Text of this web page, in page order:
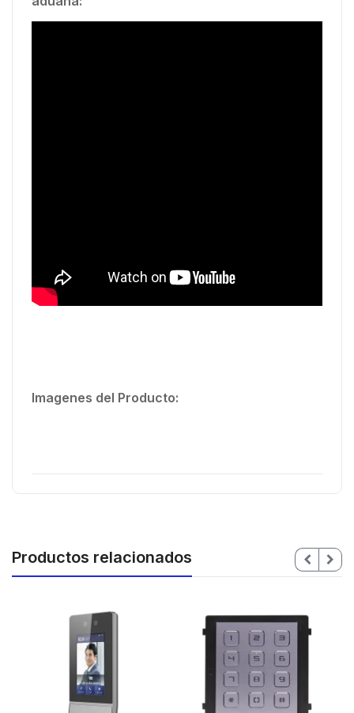
Imagenes del Producto:
Productos relacionados